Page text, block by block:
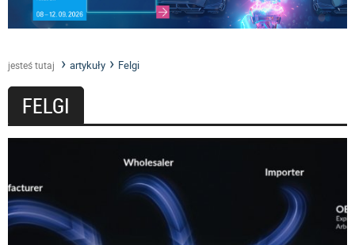
jesteś tutaj artykuły Felgi
FELGI